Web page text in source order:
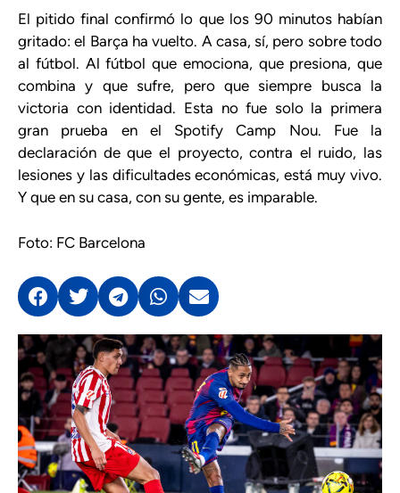
El pitido final confirmó lo que los 90 minutos habían
gritado: el Barça ha vuelto. A casa, sí, pero sobre todo
al fútbol. Al fútbol que emociona, que presiona, que
combina y que sufre, pero que siempre busca la
victoria con identidad. Esta no fue solo la primera
gran prueba en el Spotify Camp Nou. Fue la
declaración de que el proyecto, contra el ruido, las
lesiones y las dificultades económicas, está muy vivo.
Y que en su casa, con su gente, es imparable.
Foto: FC Barcelona